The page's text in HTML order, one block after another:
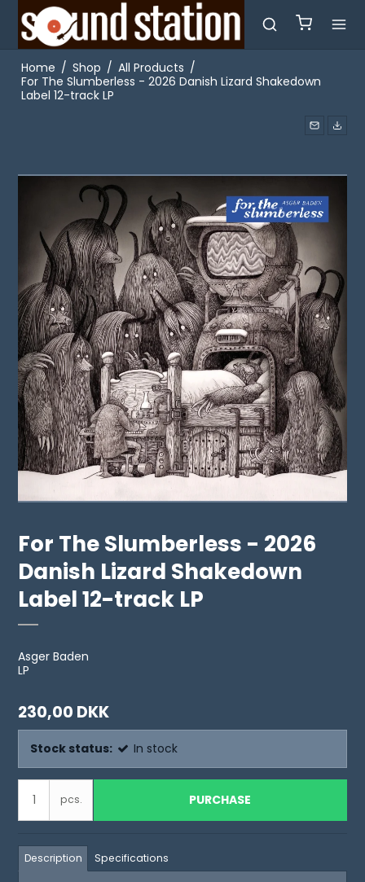
Home / Shop / All Products /
For The Slumberless - 2026 Danish Lizard Shakedown
Label 12-track LP
For The Slumberless - 2026
Danish Lizard Shakedown
Label 12-track LP
Asger Baden
LP
230,00 DKK
Stock status: In stock
pcs. PURCHASE
Description Specifications